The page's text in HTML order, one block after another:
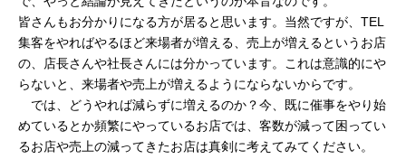
皆さんもお分かりになる方が居ると思います。当然ですが、TEL
集客をやればやるほど来場者が増える、売上が増えるというお店
の、店長さんや社長さんには分かっています。これは意識的にや
らないと、来場者や売上が増えるようにならないからです。
では、どうやれば減らずに増えるのか？今、既に催事をやり始
めているとか頻繁にやっているお店では、客数が減って困ってい
るお店や売上の減ってきたお店は真剣に考えてみてください。